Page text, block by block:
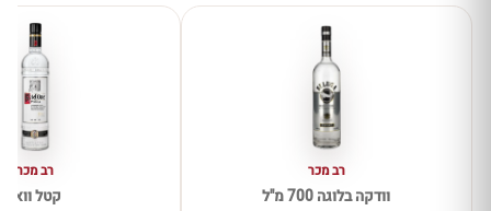
רב מכר
וודקה בלוגה 700 מ"ל
רב מכר
קטל וואן